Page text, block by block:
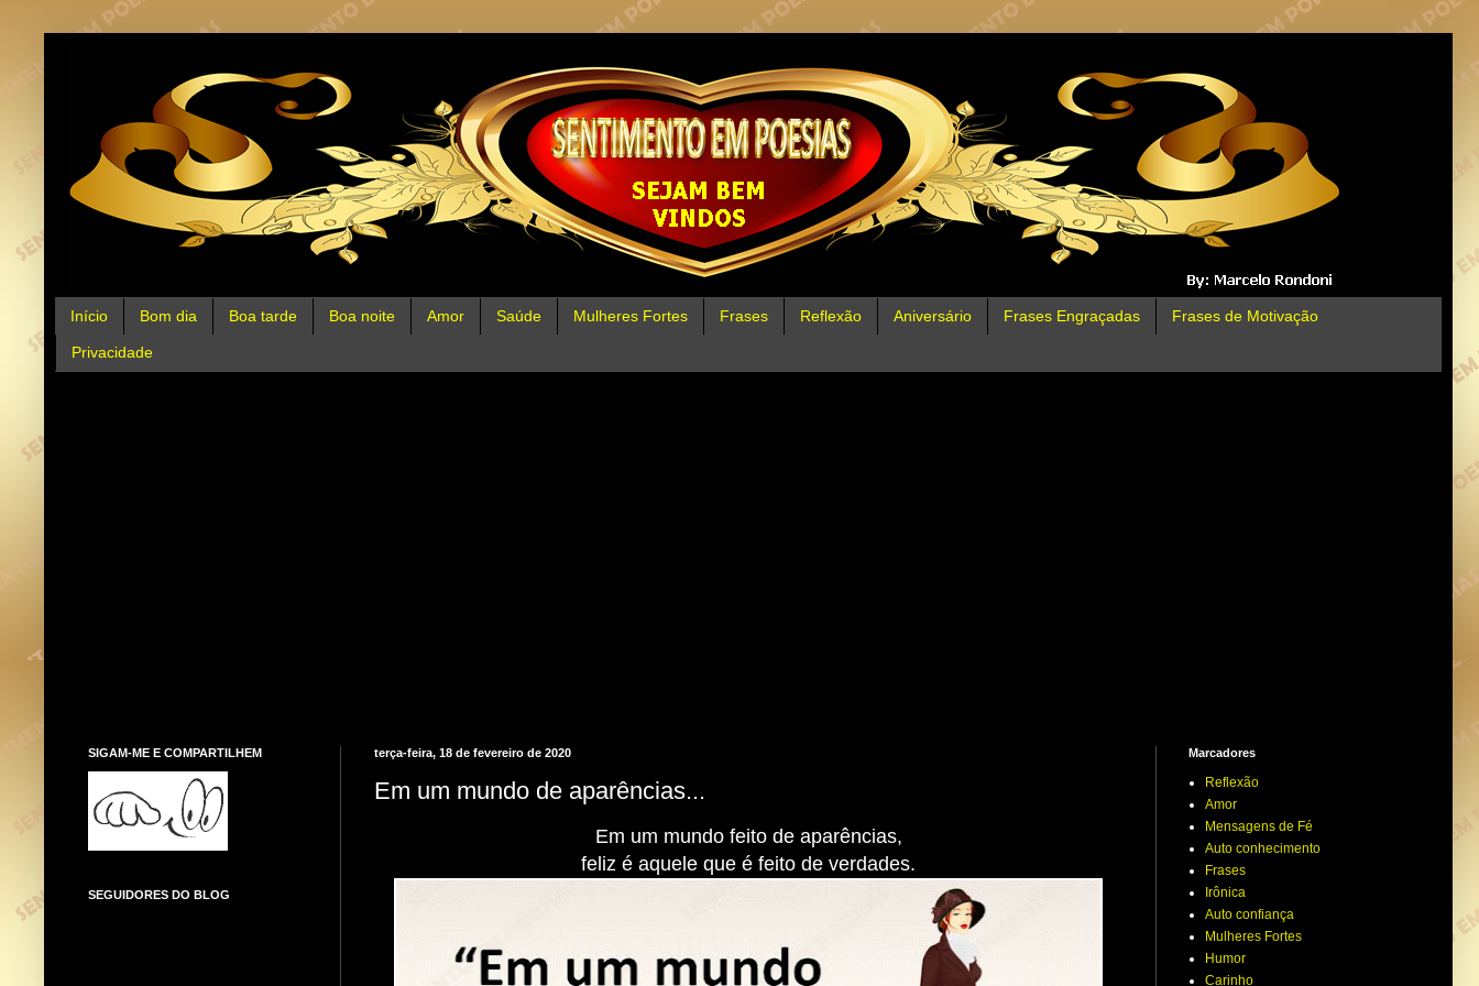
Início Bom dia Boa tarde Boa noite Amor Saúde Mulheres Fortes Frases Reflexão Aniversário Frases Engraçadas Frases de Motivação
Privacidade
terça-feira, 18 de fevereiro de 2020
Em um mundo de aparências...
Em um mundo feito de aparências,
feliz é aquele que é feito de verdades.
SIGAM-ME E COMPARTILHEM
SEGUIDORES DO BLOG
Marcadores
Reflexão
Amor
Mensagens de Fé
Auto conhecimento
Frases
Irônica
Auto confiança
Mulheres Fortes
Humor
Carinho